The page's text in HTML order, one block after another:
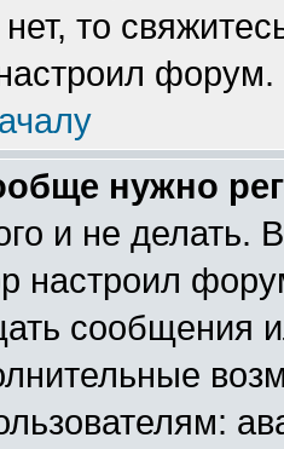
то
форум.
нужно
и не делать.
настроил
сообщения